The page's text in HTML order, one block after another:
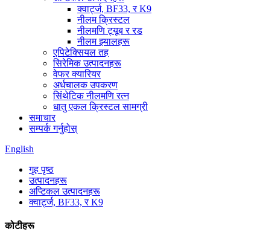
क्वार्ट्ज, BF33, र K9
नीलम क्रिस्टल
नीलमणि ट्यूब र रड
नीलम झ्यालहरू
एपिटेक्सियल तह
सिरेमिक उत्पादनहरू
वेफर क्यारियर
अर्धचालक उपकरण
सिंथेटिक नीलमणि रत्न
धातु एकल क्रिस्टल सामग्री
समाचार
सम्पर्क गर्नुहोस्
English
गृह पृष्ठ
उत्पादनहरू
अप्टिकल उत्पादनहरू
क्वार्ट्ज, BF33, र K9
कोटीहरू